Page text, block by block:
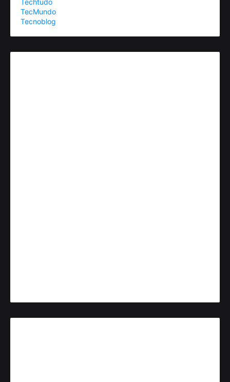
TecMundo
Tecnoblog